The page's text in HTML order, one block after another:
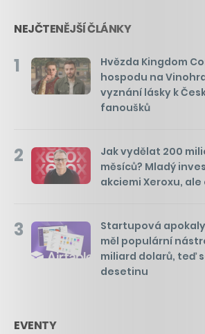
NEJČTENĚJŠÍ ČLÁNKY
1
Hvězda Kingdom
hospodu na
vyznání lásky k
fanoušků
2
Jak vydělat 200
měsíců? Mladý
akciemi Xeroxu,
3
Startupová
měl populární
miliard dolarů, teď
desetinu
EVENTY